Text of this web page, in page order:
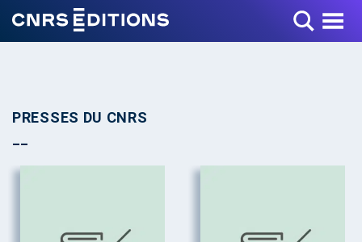
Toggle Menu
PRESSES DU CNRS